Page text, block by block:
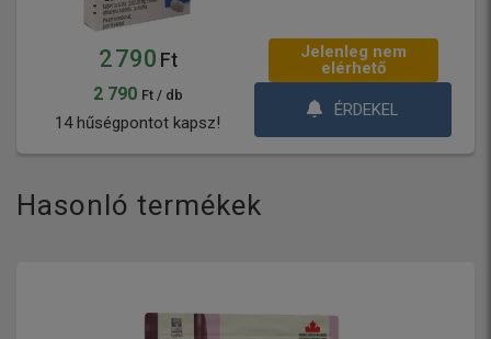
2 790 Ft
2 790 Ft / db
14 hűségpontot kapsz!
Jelenleg nem
elérhető
ÉRDEKEL
Hasonló termékek